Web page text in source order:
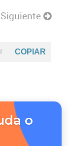
Siguiente
COPIAR
o